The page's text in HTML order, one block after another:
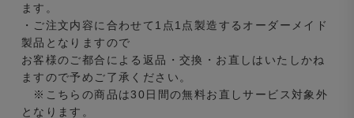
ます。
・ご注文内容に合わせて1点1点製造するオーダーメイド
製品となりますので
お客様のご都合による返品・交換・お直しはいたしかね
ますので予めご了承ください。
※こちらの商品は30日間の無料お直しサービス対象外
となります。